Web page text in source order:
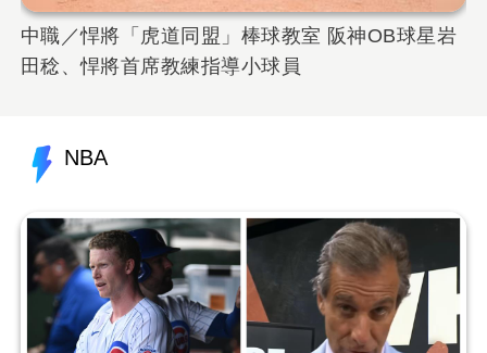
中職／悍將「虎道同盟」棒球教室 阪神OB球星岩
田稔、悍將首席教練指導小球員
NBA